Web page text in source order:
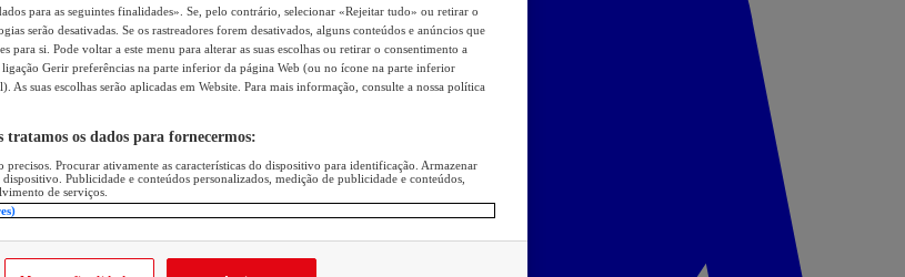
para as seguintes finalidades». Se, pelo contrário, selecionar «Rejeitar tudo» ou retirar o
serão desativadas. Se os rastreadores forem desativados, alguns conteúdos e anúncios que
para si. Pode voltar a este menu para alterar as suas escolhas ou retirar o consentimento a
Gerir preferências na parte inferior da página Web (ou no ícone na parte inferior
As suas escolhas serão aplicadas em Website. Para mais informação, consulte a nossa política
tratamos os dados para fornecermos:
precisos. Procurar ativamente as características do dispositivo para identificação. Armazenar
Publicidade e conteúdos personalizados, medição de publicidade e conteúdos,
de serviços.